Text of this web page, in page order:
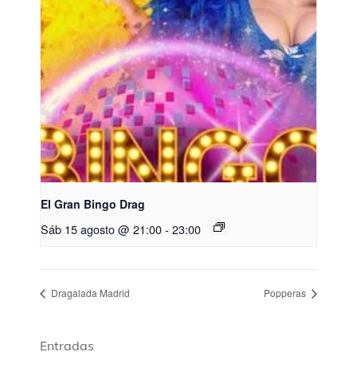
El Gran Bingo Drag
Sáb 15 agosto @ 21:00- 23:00
Dragalada Madrid Popperas
Entradas